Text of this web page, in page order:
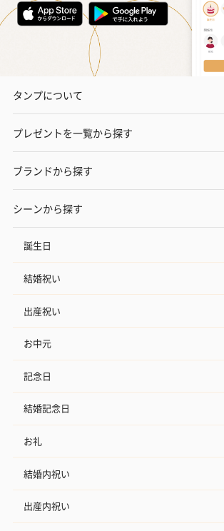
タンプについて
プレゼントを一覧から探す
ブランドから探す
シーンから探す
誕生日
結婚祝い
出産祝い
お中元
記念日
結婚記念日
お礼
結婚内祝い
出産内祝い